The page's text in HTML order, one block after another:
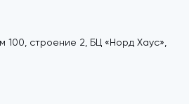
100, строение 2, БЦ «Норд Хаус»,